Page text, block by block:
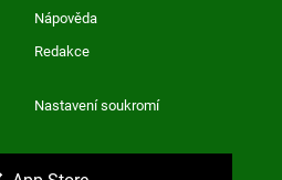
Nápověda
Redakce
Nastavení soukromí